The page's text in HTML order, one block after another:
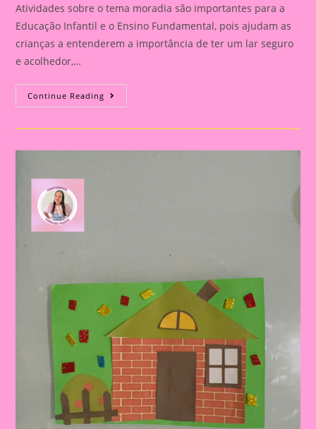
Atividades sobre o tema moradia são importantes para a
Educação Infantil e o Ensino Fundamental, pois ajudam as
crianças a entenderem a importância de ter um lar seguro
e acolhedor,…
Continue Reading Atividade
Com